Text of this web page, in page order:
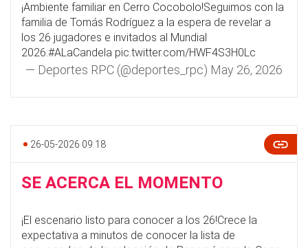
¡Ambiente familiar en Cerro Cocobolo!Seguimos con la
familia de Tomás Rodríguez a la espera de revelar a
los 26 jugadores e invitados al Mundial
2026.#ALaCandela pic.twitter.com/HWF4S3H0Lc
— Deportes RPC (@deportes_rpc) May 26, 2026
26-05-2026 09:18
SE ACERCA EL MOMENTO
¡El escenario listo para conocer a los 26!Crece la
expectativa a minutos de conocer la lista de